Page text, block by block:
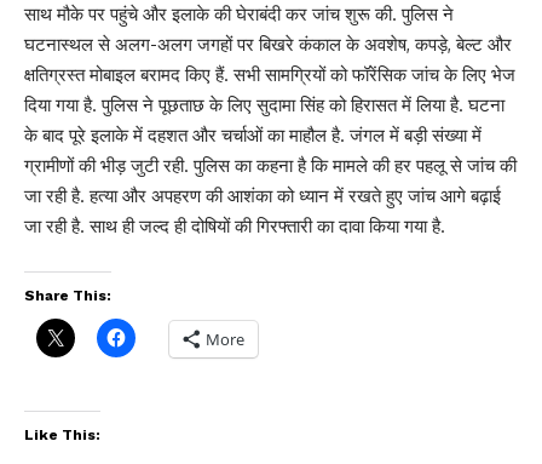
साथ मौके पर पहुंचे और इलाके की घेराबंदी कर जांच शुरू की. पुलिस ने
घटनास्थल से अलग-अलग जगहों पर बिखरे कंकाल के अवशेष, कपड़े, बेल्ट और
क्षतिग्रस्त मोबाइल बरामद किए हैं. सभी सामग्रियों को फॉरेंसिक जांच के लिए भेज
दिया गया है. पुलिस ने पूछताछ के लिए सुदामा सिंह को हिरासत में लिया है. घटना
के बाद पूरे इलाके में दहशत और चर्चाओं का माहौल है. जंगल में बड़ी संख्या में
ग्रामीणों की भीड़ जुटी रही. पुलिस का कहना है कि मामले की हर पहलू से जांच की
जा रही है. हत्या और अपहरण की आशंका को ध्यान में रखते हुए जांच आगे बढ़ाई
जा रही है. साथ ही जल्द ही दोषियों की गिरफ्तारी का दावा किया गया है.
Share This:
More
Like This: